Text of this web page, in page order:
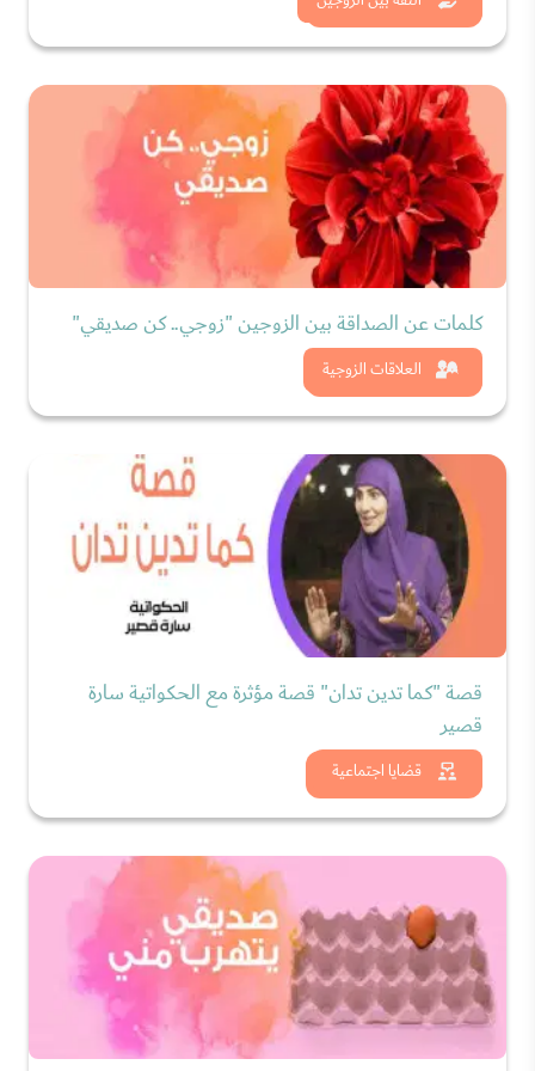
العلاقات الزوجية
كلمات عن الصداقة بين الزوجين "زوجي.. كن صديقي"
شاهد الان
قضايا اجتماعية
قصة "كما تدين تدان" قصة مؤثرة مع الحكواتية سارة
قصير
شاهد الان